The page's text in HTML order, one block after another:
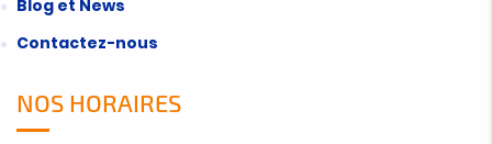
Blog et News
Contactez-nous
NOS HORAIRES